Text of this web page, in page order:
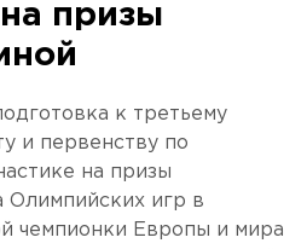
призы
к третьему
и первенству по
на призы
Олимпийских игр в
чемпионки Европы и мира